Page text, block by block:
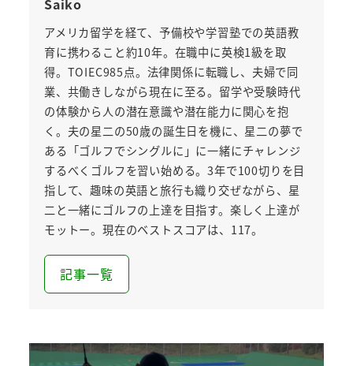
Saiko
アメリカ留学を経て、予備校や学習塾での英語教
育に携わること約10年。在職中に英検1級を取
得。TOIEC985点。法律関係に転職し、夫婦で同
業、共働きしながら現在に至る。留学や受験時代
の体験から人の潜在意識や潜在能力に関心を抱
く。夫の星二の50歳の誕生日を機に、星二の夢で
ある「ゴルフでシングルに」に一緒にチャレンジ
するべくゴルフを習い始める。3年で100切りを目
指して、趣味の英語と旅行も織り交ぜながら、星
二と一緒にゴルフの上達を目指す。楽しく上達が
モットー。現在のベストスコアは、117。
記事一覧